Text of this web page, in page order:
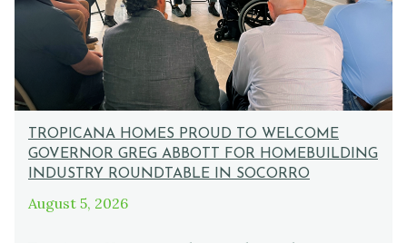
TROPICANA HOMES PROUD TO WELCOME
GOVERNOR GREG ABBOTT FOR HOMEBUILDING
INDUSTRY ROUNDTABLE IN SOCORRO
August 5, 2026